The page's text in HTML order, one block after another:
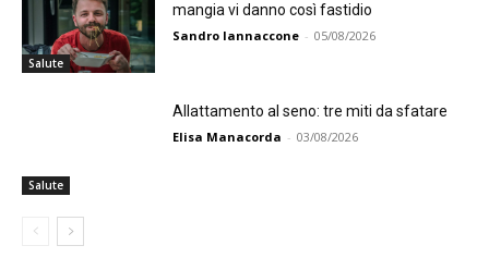
Salute
mangia vi danno così fastidio
Sandro Iannaccone - 05/08/2026
Salute
Allattamento al seno: tre miti da sfatare
Elisa Manacorda - 03/08/2026